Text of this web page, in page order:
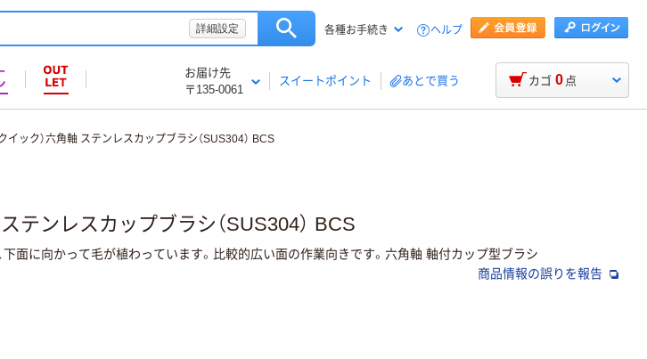
詳細設定 各種お手続き ヘルプ
お届け先
〒135-0061
スイートポイント あとで買う カゴ 0 点
イック）六角軸 ステンレスカップブラシ（SUS304） BCS
テンレスカップブラシ（SUS304） BCS
下面に向かって毛が植わっています。比較的広い面の作業向きです。六角軸 軸付カップ型ブラシ
商品情報の誤りを報告